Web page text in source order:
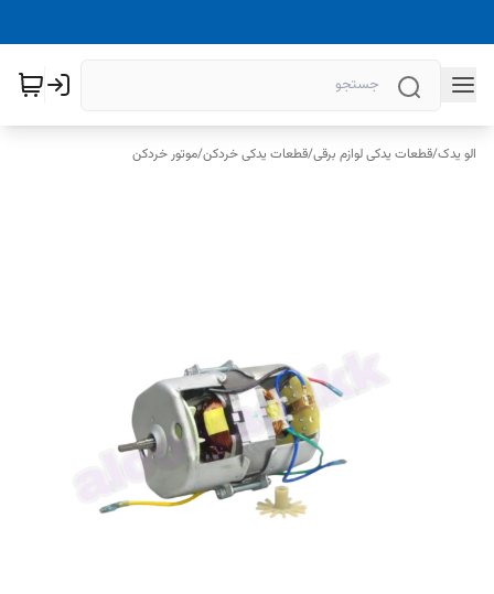
الو یدک/قطعات یدکی لوازم برقی/قطعات یدکی خردکن/موتور خردکن